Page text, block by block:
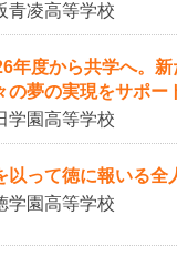
青凌高等学校
年度から共学へ。
の夢の実現をサポー
学園高等学校
以って徳に報いる全
学園高等学校